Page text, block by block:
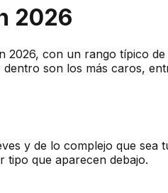
2026
2026, con un rango típico de
son los más caros,
y de lo complejo que
tipo que aparecen debajo.